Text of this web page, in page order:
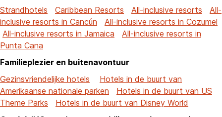
Strandhotels
Caribbean Resorts All-inclusive resorts
All-
inclusive resorts in Cancún
All-inclusive resorts in Cozumel
All-inclusive resorts in Jamaica
All-inclusive resorts in
Punta Cana
Familieplezier en buitenavontuur
Gezinsvriendelijke hotels
Hotels in de buurt van
Amerikaanse nationale parken
Hotels in de buurt van US
Theme Parks
Hotels in de buurt van Disney World